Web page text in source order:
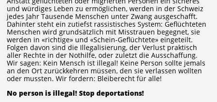
und würdiges Leben zu ermöglichen, werden in der Schweiz
jedes Jahr Tausende Menschen unter Zwang ausgeschafft.
Dahinter steht ein zutiefst rassistisches System: Geflüchteten
Menschen wird grundsätzlich mit Misstrauen begegnet, sie
werden in «richtige» und «Schein-Geflüchtete» eingeteilt.
Folgen davon sind die Illegalisierung, der Verlust praktisch
aller Rechte in der Nothilfe, oder zuletzt die Ausschaffung.
Wir sagen: Kein Mensch ist illegal! Keine Person sollte jemals
an den Ort zurückkehren müssen, den sie verlassen wollten
oder mussten. Wir fordern: Bleiberecht für alle!
No person is illegal! Stop deportations!